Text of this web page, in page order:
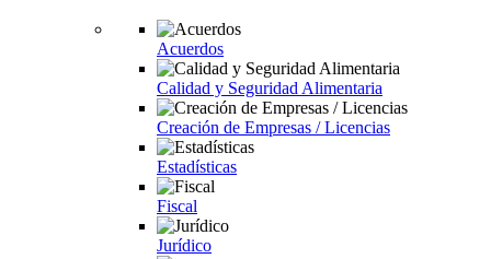
Acuerdos
Calidad y Seguridad Alimentaria
Creación de Empresas / Licencias
Estadísticas
Fiscal
Jurídico